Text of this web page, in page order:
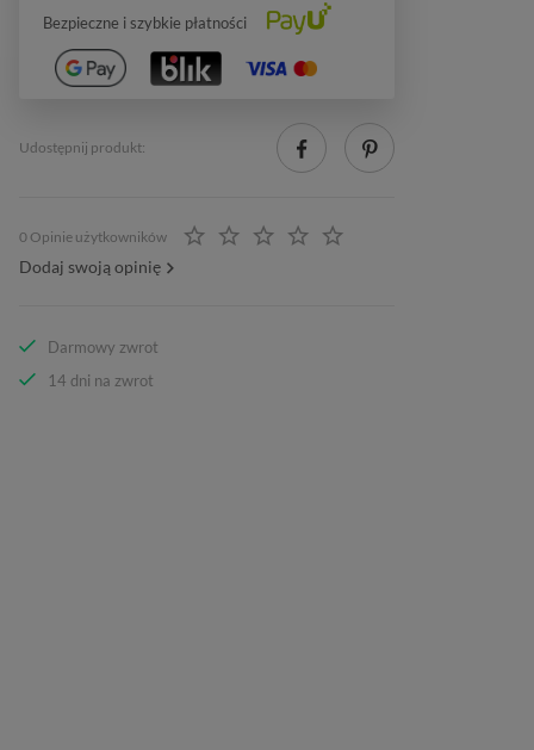
Bezpieczne i szybkie płatności
Udostępnij produkt:
0 Opinie użytkowników
Dodaj swoją opinię
Darmowy zwrot
14 dni na zwrot